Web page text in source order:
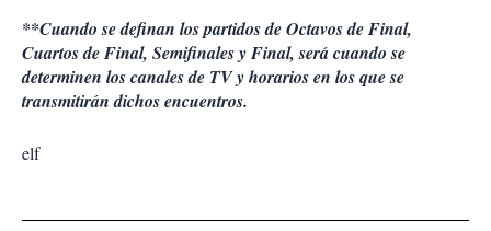
**Cuando se definan los partidos de Octavos de Final,
Cuartos de Final, Semifinales y Final, será cuando se
determinen los canales de TV y horarios en los que se
transmitirán dichos encuentros.
elf